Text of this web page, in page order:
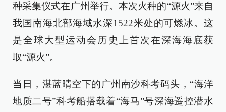
种采集仪式在广州举行。本次火种的“源火”来自
我国南海北部海域水深1522米处的可燃冰。这
是全球大型运动会历史上首次在深海海底获
取“源火”。
当日，湛蓝晴空下的广州南沙科考码头，“海洋
地质二号”科考船搭载着“海马”号深海遥控潜水